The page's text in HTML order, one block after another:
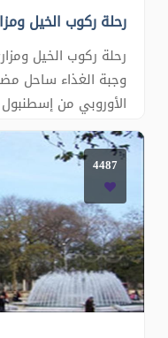
رحلة ركوب الخيل
رحلة ركوب الخيل
وجبة الغذاء ساحل
الأوروبي من
الأسيوي على الجهة
واحدة من أكبر
أشهر منطقة في
فسحة من الوقت
4487